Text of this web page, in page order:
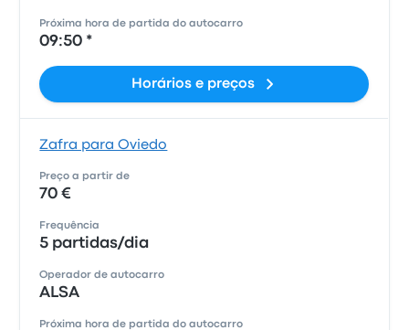
Próxima hora de partida do autocarro
09:50 *
Horários e preços
Zafra para Oviedo
Preço a partir de
70 €
Frequência
5 partidas/dia
Operador de autocarro
ALSA
Próxima hora de partida do autocarro